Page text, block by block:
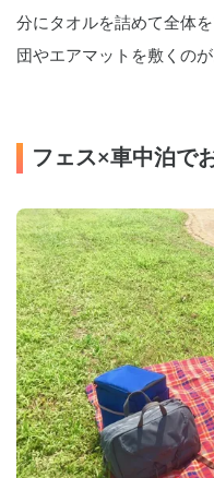
分にタオルを詰めて全体
団やエアマットを敷くのが
フェス×車中泊で